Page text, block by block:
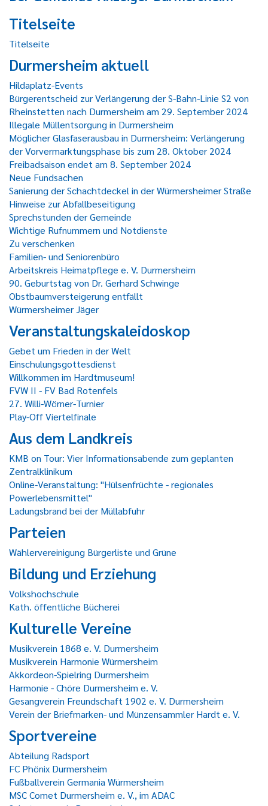
Titelseite
Titelseite
Durmersheim aktuell
Hildaplatz-Events
Bürgerentscheid zur Verlängerung der S-Bahn-Linie S2 von
Rheinstetten nach Durmersheim am 29. September 2024
Illegale Müllentsorgung in Durmersheim
Möglicher Glasfaserausbau in Durmersheim: Verlängerung
der Vorvermarktungsphase bis zum 28. Oktober 2024
Freibadsaison endet am 8. September 2024
Neue Fundsachen
Sanierung der Schachtdeckel in der Würmersheimer Straße
Hinweise zur Abfallbeseitigung
Sprechstunden der Gemeinde
Wichtige Rufnummern und Notdienste
Zu verschenken
Familien- und Seniorenbüro
Arbeitskreis Heimatpflege e. V. Durmersheim
90. Geburtstag von Dr. Gerhard Schwinge
Obstbaumversteigerung entfällt
Würmersheimer Jäger
Veranstaltungskaleidoskop
Gebet um Frieden in der Welt
Einschulungsgottesdienst
Willkommen im Hardtmuseum!
FVW II - FV Bad Rotenfels
27. Willi-Wörner-Turnier
Play-Off Viertelfinale
Aus dem Landkreis
KMB on Tour: Vier Informationsabende zum geplanten
Zentralklinikum
Online-Veranstaltung: "Hülsenfrüchte - regionales
Powerlebensmittel"
Ladungsbrand bei der Müllabfuhr
Parteien
Wählervereinigung Bürgerliste und Grüne
Bildung und Erziehung
Volkshochschule
Kath. öffentliche Bücherei
Kulturelle Vereine
Musikverein 1868 e. V. Durmersheim
Musikverein Harmonie Würmersheim
Akkordeon-Spielring Durmersheim
Harmonie - Chöre Durmersheim e. V.
Gesangverein Freundschaft 1902 e. V. Durmersheim
Verein der Briefmarken- und Münzensammler Hardt e. V.
Sportvereine
Abteilung Radsport
FC Phönix Durmersheim
Fußballverein Germania Würmersheim
MSC Comet Durmersheim e. V., im ADAC